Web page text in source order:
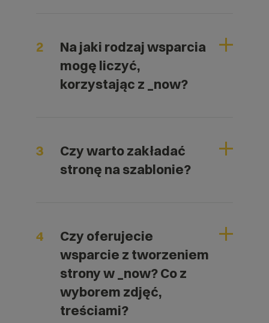
2
Na jaki rodzaj wsparcia
mogę liczyć,
korzystając z _now?
3
Czy warto zakładać
stronę na szablonie?
4
Czy oferujecie
wsparcie z tworzeniem
strony w _now? Co z
wyborem zdjęć,
treściami?